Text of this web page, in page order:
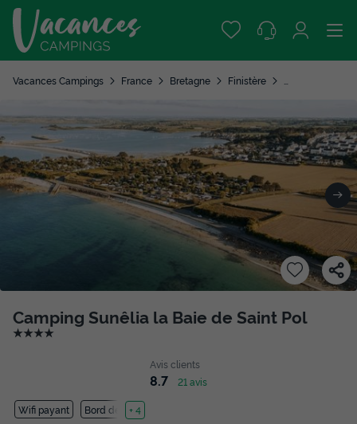
Vacances Campings France Bretagne Finistère
Camping Sunêlia la Baie de Saint Pol
★★★★
Avis clients
8.7 21 avis
Wifi payant Bord de mer
+ 4